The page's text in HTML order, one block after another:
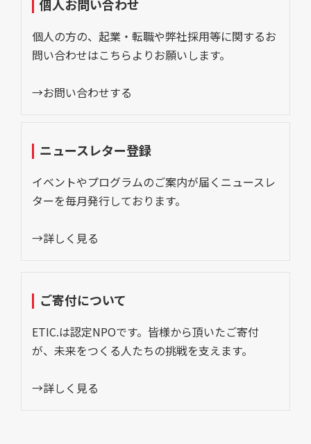
個人お問い合わせ
個人の方の、起業・転職や弊社採用等に関するお
問い合わせはこちらよりお願いします。
→お問い合わせする
ニュースレター登録
イベントやプログラムのご案内が届くニュースレ
ターを毎月発行しております。
→詳しく見る
ご寄付について
ETIC.は認定NPOです。皆様から頂いたご寄付
が、未来をつくる人たちの挑戦を支えます。
→詳しく見る